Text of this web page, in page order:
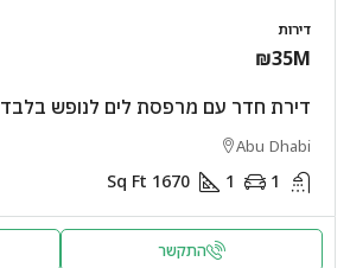
דירות
₪35M
דירת חדר עם מרפסת לים לנופש בלבד
Abu Dhabi
1
1
1670
Sq Ft
התקשר